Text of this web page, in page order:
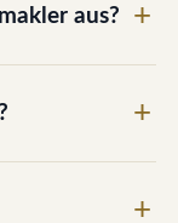
aus?